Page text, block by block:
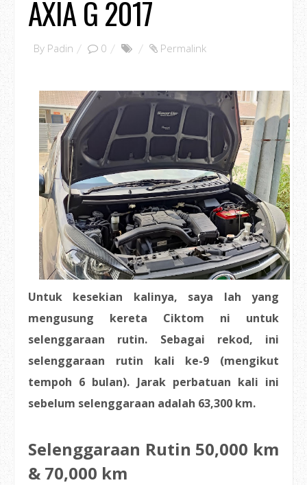
AXIA G 2017
By Padin 0 Permalink
Untuk kesekian kalinya, saya lah yang
mengusung kereta Ciktom ni untuk
selenggaraan rutin. Sebagai rekod, ini
selenggaraan rutin kali ke-9 (mengikut
tempoh 6 bulan). Jarak perbatuan kali ini
sebelum selenggaraan adalah 63,300 km.
Selenggaraan Rutin 50,000 km
& 70,000 km